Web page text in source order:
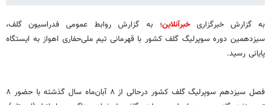
به گزارش خبرگزاریخبرآنلاین؛ به گزارش روابط عمومی فدراسیون گلف،
سیزدهمین دوره سوپرلیگ گلف کشور با قهرمانی تیم ملی‌حفاری اهواز به ایستگاه
پایانی رسید.
فصل سیزدهم سوپرلیگ گلف کشور درحالی از ۸ آبان‌ماه سال گذشته با حضور ۸